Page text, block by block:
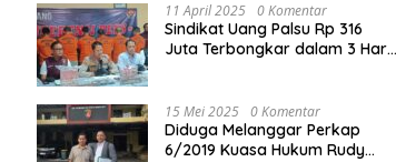
11 April 2025 0 Komentar
Sindikat Uang Palsu Rp 316
Juta Terbongkar dalam 3 Hari,
15 Mei 2025 0 Komentar
Diduga Melanggar Perkap
6/2019 Kuasa Hukum Rudy